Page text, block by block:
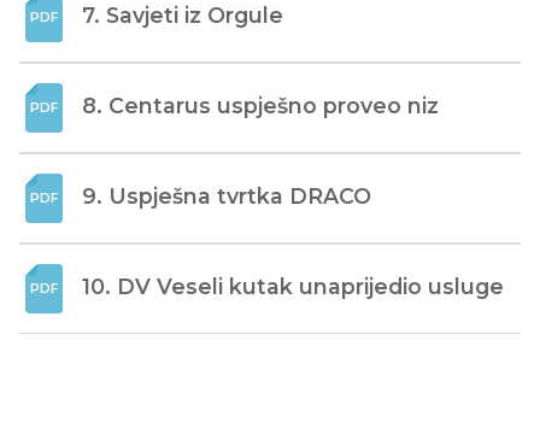
7. Savjeti iz Orgule
8. Centarus uspješno proveo niz
9. Uspješna tvrtka DRACO
10. DV Veseli kutak unaprijedio usluge